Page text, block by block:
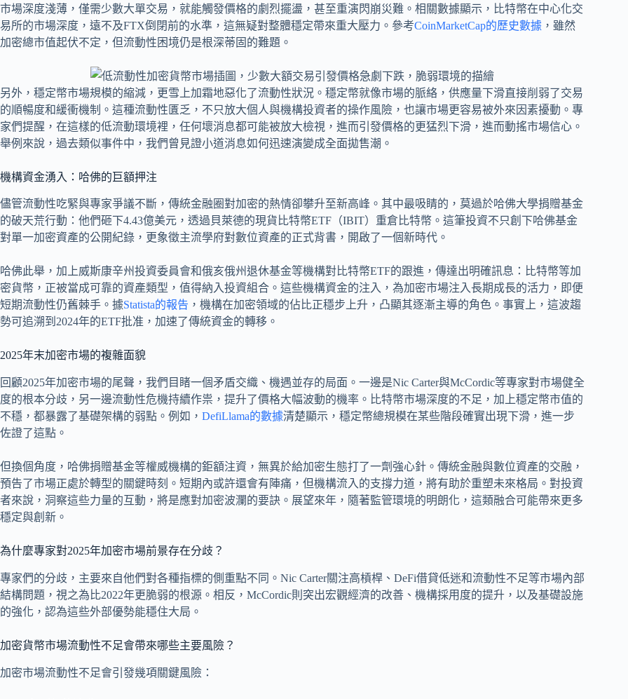
市場深度淺薄，僅需少數大單交易，就能觸發價格的劇烈擺盪，甚至重演閃崩災難。相關數據顯示，比特幣在中心化交
易所的市場深度，遠不及FTX倒閉前的水準，這無疑對整體穩定帶來重大壓力。參考CoinMarketCap的歷史數據 ，雖然
加密總市值起伏不定，但流動性困境仍是根深蒂固的難題。
另外，穩定幣市場規模的縮減，更雪上加霜地惡化了流動性狀況。穩定幣就像市場的脈絡，供應量下滑直接削弱了交易
的順暢度和緩衝機制。這種流動性匱乏，不只放大個人與機構投資者的操作風險，也讓市場更容易被外來因素擾動。專
家們提醒，在這樣的低流動環境裡，任何壞消息都可能被放大檢視，進而引發價格的更猛烈下滑，進而動搖市場信心。
舉例來說，過去類似事件中，我們曾見證小道消息如何迅速演變成全面拋售潮。
機構資金湧入：哈佛的巨額押注
儘管流動性吃緊與專家爭議不斷，傳統金融圈對加密的熱情卻攀升至新高峰。其中最吸睛的，莫過於哈佛大學捐贈基金
的破天荒行動：他們砸下4.43億美元，透過貝萊德的現貨比特幣ETF（IBIT）重倉比特幣。這筆投資不只創下哈佛基金
對單一加密資產的公開紀錄，更象徵主流學府對數位資產的正式背書，開啟了一個新時代。
哈佛此舉，加上威斯康辛州投資委員會和俄亥俄州退休基金等機構對比特幣ETF的跟進，傳達出明確訊息：比特幣等加
密貨幣，正被當成可靠的資產類型，值得納入投資組合。這些機構資金的注入，為加密市場注入長期成長的活力，即便
短期流動性仍舊棘手。據Statista的報告 ，機構在加密領域的佔比正穩步上升，凸顯其逐漸主導的角色。事實上，這波趨
勢可追溯到2024年的ETF批准，加速了傳統資金的轉移。
2025年末加密市場的複雜面貌
回顧2025年加密市場的尾聲，我們目睹一個矛盾交織、機遇並存的局面。一邊是Nic Carter與McCordic等專家對市場健全
度的根本分歧，另一邊流動性危機持續作祟，提升了價格大幅波動的機率。比特幣市場深度的不足，加上穩定幣市值的
不穩，都暴露了基礎架構的弱點。例如， DefiLlama的數據清楚顯示，穩定幣總規模在某些階段確實出現下滑，進一步
佐證了這點。
但換個角度，哈佛捐贈基金等權威機構的鉅額注資，無異於給加密生態打了一劑強心針。傳統金融與數位資產的交融，
預告了市場正處於轉型的關鍵時刻。短期內或許還會有陣痛，但機構流入的支撐力道，將有助於重塑未來格局。對投資
者來說，洞察這些力量的互動，將是應對加密波瀾的要訣。展望來年，隨著監管環境的明朗化，這類融合可能帶來更多
穩定與創新。
為什麼專家對2025年加密市場前景存在分歧？
專家們的分歧，主要來自他們對各種指標的側重點不同。Nic Carter關注高槓桿、DeFi借貸低迷和流動性不足等市場內部
結構問題，視之為比2022年更脆弱的根源。相反，McCordic則突出宏觀經濟的改善、機構採用度的提升，以及基礎設施
的強化，認為這些外部優勢能穩住大局。
加密貨幣市場流動性不足會帶來哪些主要風險？
加密市場流動性不足會引發幾項關鍵風險：